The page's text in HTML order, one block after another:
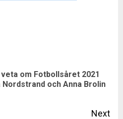
om Fotbollsåret 2021
Nordstrand och Anna Brolin
Next